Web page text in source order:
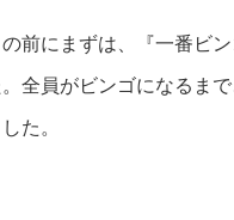
前にまずは、『一番ビ
全員がビンゴになるま
た。